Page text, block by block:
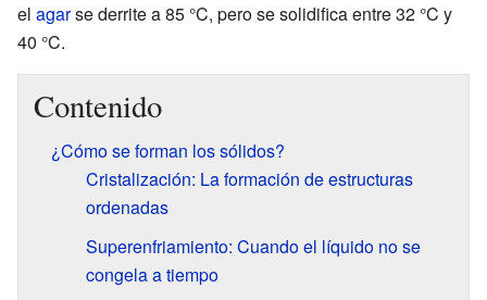
el agarse derrite a 85 °C, pero se solidifica entre 32 °C y
40 °C.
Contenido
¿Cómo se forman los sólidos?
Cristalización: La formación de estructuras
ordenadas
Superenfriamiento: Cuando el líquido no se
congela a tiempo